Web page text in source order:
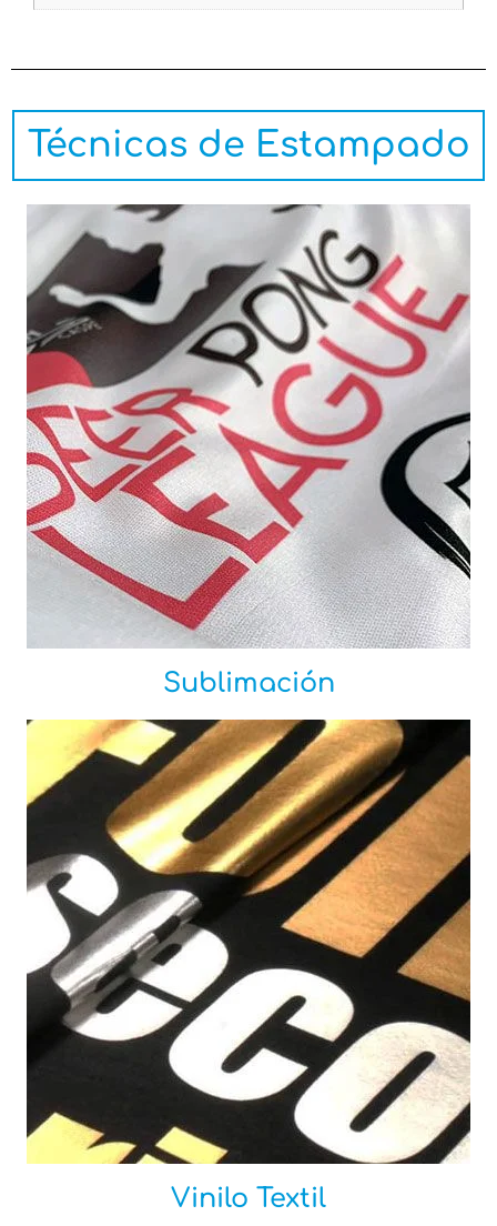
Técnicas de Estampado
Sublimación
Vinilo Textil